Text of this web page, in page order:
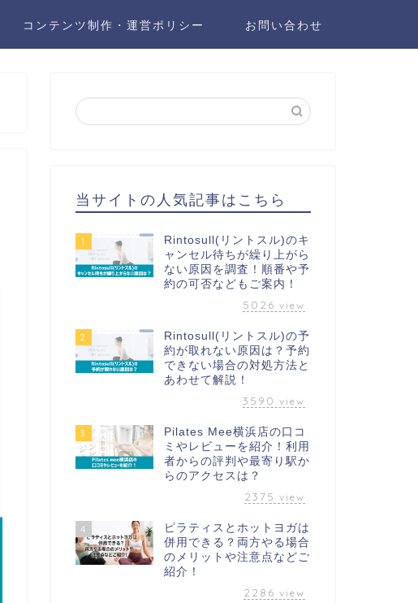
コンテンツ制作・運営ポリシー お問い合わせ
当サイトの人気記事はこちら
1
Rintosull(リントスル)のキ
ャンセル待ちが繰り上がら
ない原因を調査！順番や予
約の可否などもご案内！
5026 view
2
Rintosull(リントスル)の予
約が取れない原因は？予約
できない場合の対処方法と
あわせて解説！
3590 view
3
Pilates Mee横浜店の口コ
ミやレビューを紹介！利用
者からの評判や最寄り駅か
らのアクセスは？
2375 view
4
ピラティスとホットヨガは
併用できる？両方やる場合
のメリットや注意点などご
紹介！
2286 view